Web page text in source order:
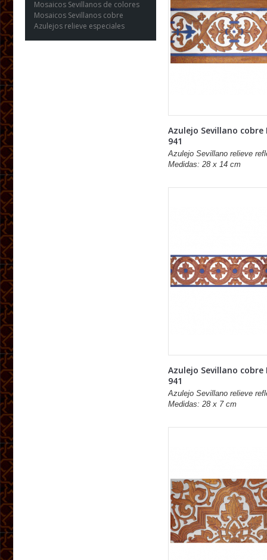
Mosaicos Sevillanos de colores
Mosaicos Sevillanos cobre
Azulejos relieve especiales
Azulejo Sevillano cobre
941
Azulejo Sevillano relieve
Medidas: 28 x 14 cm
Azulejo Sevillano cobre
941
Azulejo Sevillano relieve
Medidas: 28 x 7 cm